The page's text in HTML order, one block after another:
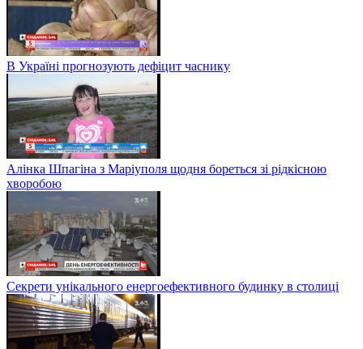
В Україні прогнозують дефіцит часнику
Алінка Шпагіна з Маріуполя щодня бореться зі рідкісною
хворобою
Секрети унікального енергоефективного будинку в столиці